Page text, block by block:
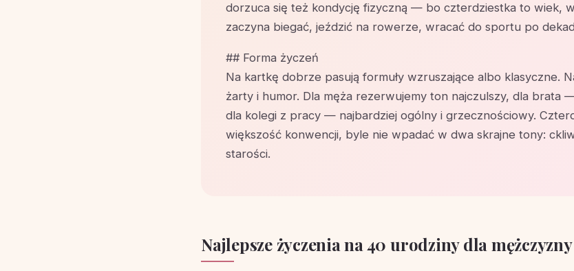
dorzuca się też kondycję fizyczną — bo czterdziestka to wiek,
zaczyna biegać, jeździć na rowerze, wracać do sportu po
## Forma życzeń
Na kartkę dobrze pasują formuły wzruszające albo klasyczne.
żarty i humor. Dla męża rezerwujemy ton najczulszy, dla brata
dla kolegi z pracy — najbardziej ogólny i grzecznościowy.
większość konwencji, byle nie wpadać w dwa skrajne tony:
starości.
Najlepsze życzenia na 40 urodziny dla mężczyzny